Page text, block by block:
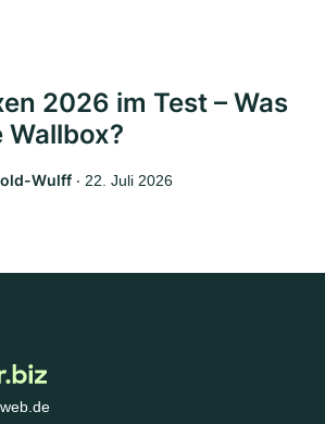
2026 im Test – Was
Wallbox?
Wulff ‧ 22. Juli 2026